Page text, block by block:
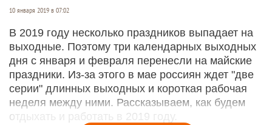
10 января 2019 в 07:02
В 2019 году несколько праздников выпадает на
выходные. Поэтому три календарных выходных
дня с января и февраля перенесли на майские
праздники. Из-за этого в мае россиян ждет "две
серии" длинных выходных и короткая рабочая
неделя между ними. Рассказываем, как будем
отдыхать и работать в 2019 году.